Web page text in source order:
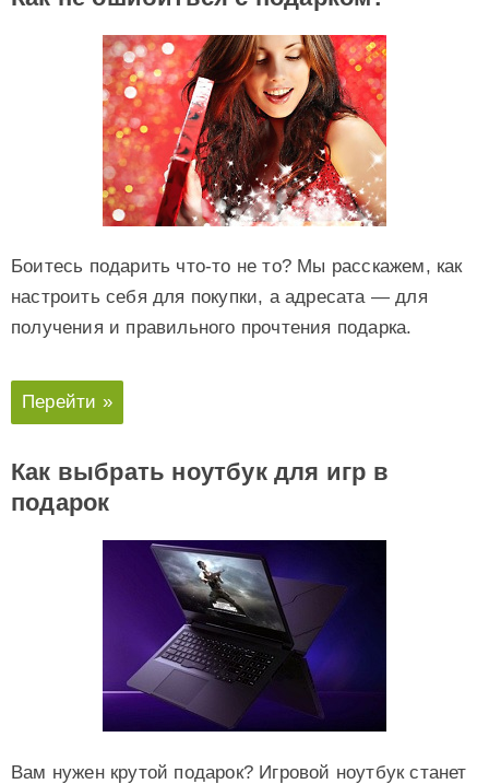
Боитесь подарить что-то не то? Мы расскажем, как
настроить себя для покупки, а адресата — для
получения и правильного прочтения подарка.
Перейти »
Как выбрать ноутбук для игр в
подарок
Вам нужен крутой подарок? Игровой ноутбук станет